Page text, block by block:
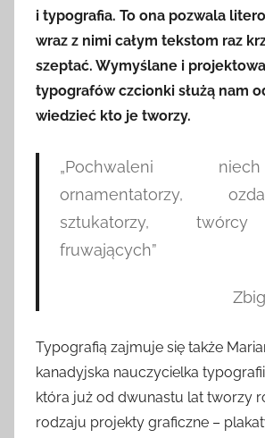
i typografia. To ona pozwala
wraz z nimi całym tekstom raz
szeptać. Wymyślane i
typografów czcionki służą nam
wiedzieć kto je tworzy.
„Pochwaleni
ornamentatorzy,
sztukatorzy, twórcy
fruwających”
Typografią zajmuje się także
kanadyjska nauczycielka
która już od dwunastu lat tworzy
rodzaju projekty graficzne –